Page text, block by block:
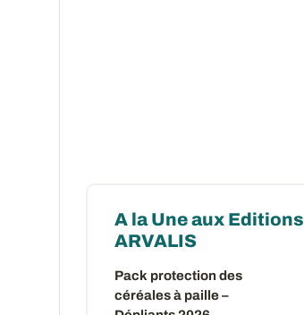
A la Une aux Editions
ARVALIS
Pack protection des
céréales à paille –